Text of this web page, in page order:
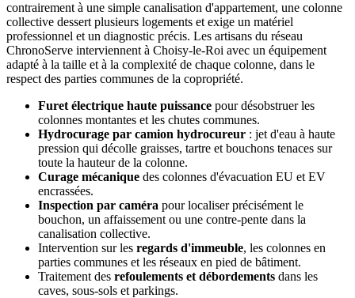
contrairement à une simple canalisation d'appartement, une colonne
collective dessert plusieurs logements et exige un matériel
professionnel et un diagnostic précis. Les artisans du réseau
ChronoServe interviennent à Choisy-le-Roi avec un équipement
adapté à la taille et à la complexité de chaque colonne, dans le
respect des parties communes de la copropriété.
Furet électrique haute puissance pour désobstruer les
colonnes montantes et les chutes communes.
Hydrocurage par camion hydrocureur : jet d'eau à haute
pression qui décolle graisses, tartre et bouchons tenaces sur
toute la hauteur de la colonne.
Curage mécanique des colonnes d'évacuation EU et EV
encrassées.
Inspection par caméra pour localiser précisément le
bouchon, un affaissement ou une contre-pente dans la
canalisation collective.
Intervention sur les regards d'immeuble, les colonnes en
parties communes et les réseaux en pied de bâtiment.
Traitement des refoulements et débordements dans les
caves, sous-sols et parkings.